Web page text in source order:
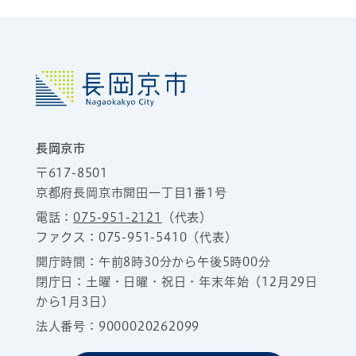
長岡京市
〒617-8501
京都府長岡京市開田一丁目1番1号
電話：075-951-2121
（代表）
ファクス：075-951-5410（代表）
開庁時間：午前8時30分から午後5時00分
閉庁日：土曜・日曜・祝日・年末年始（12月29日
から1月3日）
法人番号：9000020262099